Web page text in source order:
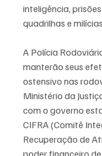
inteligência,
quadrilhas e
A Polícia
manterão seus
ostensivo nas
Ministério da
com o governo
CIFRA (Comitê
Recuperação de
poder financeiro